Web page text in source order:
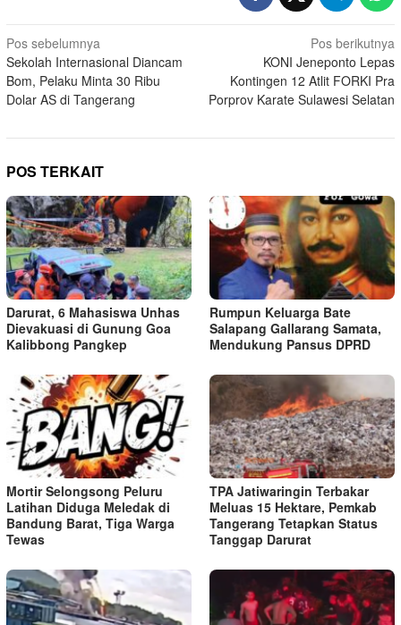
Navigasi
pos
Pos sebelumnya
Sekolah Internasional Diancam
Bom, Pelaku Minta 30 Ribu
Dolar AS di Tangerang
Pos berikutnya
KONI Jeneponto Lepas
Kontingen 12 Atlit FORKI Pra
Porprov Karate Sulawesi Selatan
POS TERKAIT
Darurat, 6 Mahasiswa Unhas
Dievakuasi di Gunung Goa
Kalibbong Pangkep
Rumpun Keluarga Bate
Salapang Gallarang Samata,
Mendukung Pansus DPRD
Mortir Selongsong Peluru
Latihan Diduga Meledak di
Bandung Barat, Tiga Warga
Tewas
TPA Jatiwaringin Terbakar
Meluas 15 Hektare, Pemkab
Tangerang Tetapkan Status
Tanggap Darurat